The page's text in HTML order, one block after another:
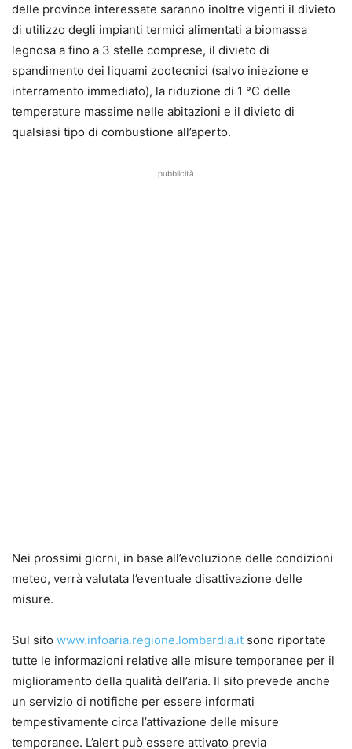
delle province interessate saranno inoltre vigenti il divieto
di utilizzo degli impianti termici alimentati a biomassa
legnosa a fino a 3 stelle comprese, il divieto di
spandimento dei liquami zootecnici (salvo iniezione e
interramento immediato), la riduzione di 1 °C delle
temperature massime nelle abitazioni e il divieto di
qualsiasi tipo di combustione all’aperto.
pubblicità
Nei prossimi giorni, in base all’evoluzione delle condizioni
meteo, verrà valutata l’eventuale disattivazione delle
misure.
Sul sito www.infoaria.regione.lombardia.it sono riportate
tutte le informazioni relative alle misure temporanee per il
miglioramento della qualità dell’aria. Il sito prevede anche
un servizio di notifiche per essere informati
tempestivamente circa l’attivazione delle misure
temporanee. L’alert può essere attivato previa